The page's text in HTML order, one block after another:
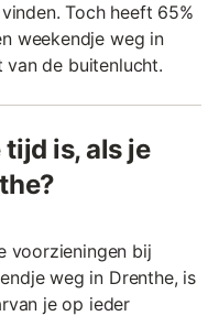
Toch heeft 65%
weekendje weg in
van de buitenlucht.
is, als je
voorzieningen bij
weg in Drenthe, is
je op ieder